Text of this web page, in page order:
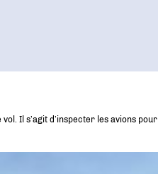
Il s’agit d’inspecter les avions pour